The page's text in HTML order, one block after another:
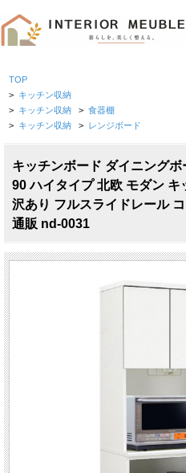
TOP
> キッチン収納
> キッチン収納 > 食器棚
> キッチン収納 > レンジボード
キッチンボード ダイニング
90 ハイタイプ 北欧 モダン キ
沢あり フルスライドレール
通販 nd-0031